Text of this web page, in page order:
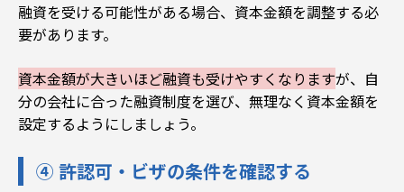
融資を受ける可能性がある場合、資本金額を調整する必
要があります。
資本金額が大きいほど融資も受けやすくなりますが、自
分の会社に合った融資制度を選び、無理なく資本金額を
設定するようにしましょう。
④ 許認可・ビザの条件を確認する